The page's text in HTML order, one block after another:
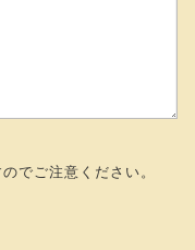
でご注意ください。